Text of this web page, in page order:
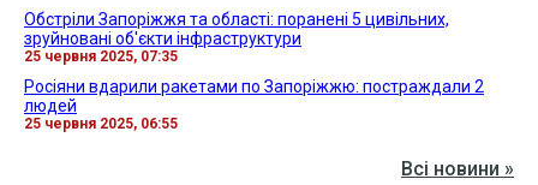
Обстріли Запоріжжя та області: поранені 5 цивільних,
зруйновані об'єкти інфраструктури
25 червня 2025, 07:35
Росіяни вдарили ракетами по Запоріжжю: постраждали 2
людей
25 червня 2025, 06:55
Всі новини »